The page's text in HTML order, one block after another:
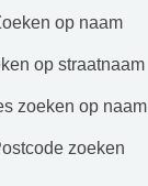
zoeken op naam
op straatnaam
zoeken op naam
postcode zoeken